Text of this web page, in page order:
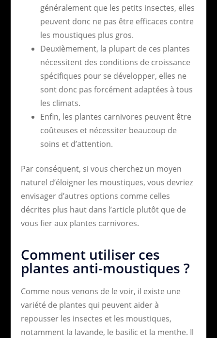
généralement que les petits insectes, elles
peuvent donc ne pas être efficaces contre
les moustiques plus gros.
Deuxièmement, la plupart de ces plantes
nécessitent des conditions de croissance
spécifiques pour se développer, elles ne
sont donc pas forcément adaptées à tous
les climats.
Enfin, les plantes carnivores peuvent être
coûteuses et nécessiter beaucoup de
soins et d’attention.
Par conséquent, si vous cherchez un moyen
naturel d’éloigner les moustiques, vous devriez
envisager d’autres options comme celles
décrites plus haut dans l’article plutôt que de
vous fier aux plantes carnivores.
Comment utiliser ces
plantes anti-moustiques ?
Comme nous venons de le voir, il existe une
variété de plantes qui peuvent aider à
repousser les insectes et les moustiques,
notamment la lavande, le basilic et la menthe. Il